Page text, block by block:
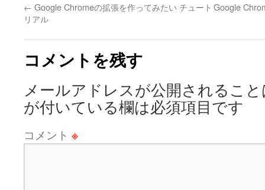
← Google Chromeの拡張を作ってみたい チュート
リアル
Google
コメントを残す
メールアドレスが公開されるこ
が付いている欄は必須項目です
コメント ※